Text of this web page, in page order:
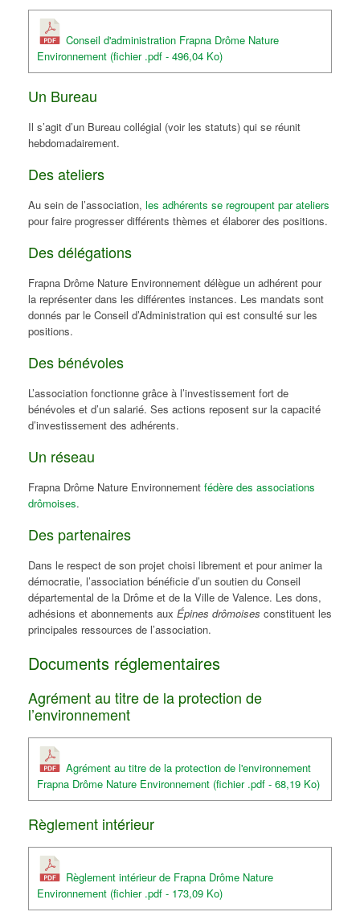
Conseil d'administration Frapna Drôme Nature
Environnement (fichier .pdf - 496,04 Ko)
Un Bureau
Il s’agit d’un Bureau collégial (voir les statuts) qui se réunit
hebdomadairement.
Des ateliers
Au sein de l’association, les adhérents se regroupent par ateliers
pour faire progresser différents thèmes et élaborer des positions.
Des délégations
Frapna Drôme Nature Environnement délègue un adhérent pour
la représenter dans les différentes instances. Les mandats sont
donnés par le Conseil d’Administration qui est consulté sur les
positions.
Des bénévoles
L’association fonctionne grâce à l’investissement fort de
bénévoles et d’un salarié. Ses actions reposent sur la capacité
d’investissement des adhérents.
Un réseau
Frapna Drôme Nature Environnement fédère des associations
drômoises.
Des partenaires
Dans le respect de son projet choisi librement et pour animer la
démocratie, l’association bénéficie d’un soutien du Conseil
départemental de la Drôme et de la Ville de Valence. Les dons,
adhésions et abonnements aux Épines drômoises constituent les
principales ressources de l’association.
Documents réglementaires
Agrément au titre de la protection de
l’environnement
Agrément au titre de la protection de l'environnement
Frapna Drôme Nature Environnement (fichier .pdf - 68,19 Ko)
Règlement intérieur
Règlement intérieur de Frapna Drôme Nature
Environnement (fichier .pdf - 173,09 Ko)